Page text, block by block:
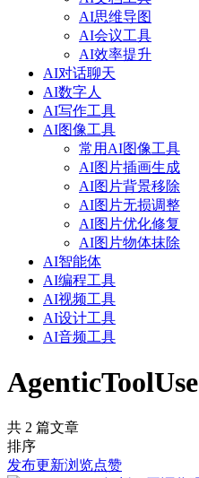
AI思维导图
AI会议工具
AI效率提升
AI对话聊天
AI数字人
AI写作工具
AI图像工具
常用AI图像工具
AI图片插画生成
AI图片背景移除
AI图片无损调整
AI图片优化修复
AI图片物体抹除
AI智能体
AI编程工具
AI视频工具
AI设计工具
AI音频工具
AgenticToolUse
共 2 篇文章
排序
发布更新浏览点赞